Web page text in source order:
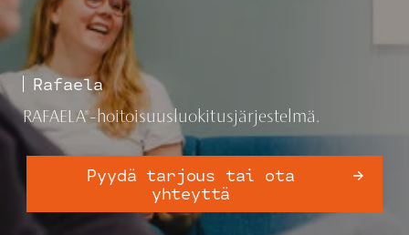
Rafaela
RAFAELA®-hoitoisuusluokitusjärjestelmä.
Pyydä tarjous tai ota
yhteyttä